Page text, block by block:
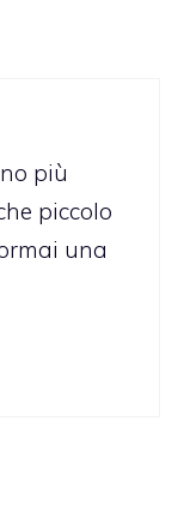
più
piccolo
una